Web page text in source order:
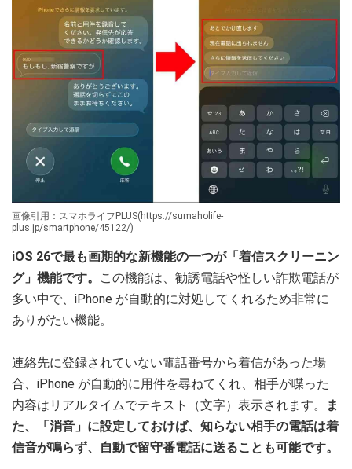
画像引用：スマホライフPLUS(https://sumaholife-
plus.jp/smartphone/45122/)
iOS 26で最も画期的な新機能の一つが「着信スクリーニン
グ」機能です。
この機能は、勧誘電話や怪しい詐欺電話が
多い中で、iPhone が自動的に対処してくれるため非常に
ありがたい機能。
連絡先に登録されていない電話番号から着信があった場
合、iPhone が自動的に用件を尋ねてくれ、相手が喋った
内容はリアルタイムでテキスト（文字）表示されます。
ま
た、「消音」に設定しておけば、知らない相手の電話は着
信音が鳴らず、自動で留守番電話に送ることも可能です。